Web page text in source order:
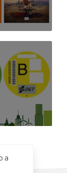
a